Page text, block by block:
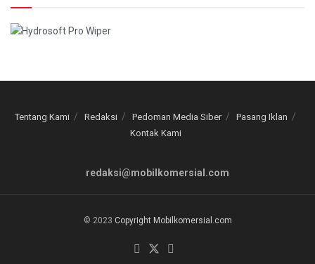
Tentang Kami Redaksi Pedoman Media Siber
Pasang Iklan
Kontak Kami
redaksi@mobilkomersial.com
© 2023 Copyright Mobilkomersial.com